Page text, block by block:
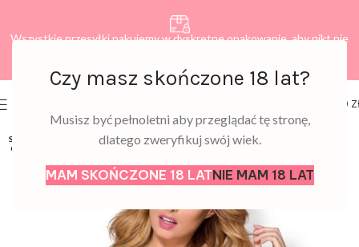
Czy masz skończone 18 lat?
Musisz być pełnoletni aby przeglądać tę stronę,
dlatego zweryfikuj swój wiek.
MAM SKOŃCZONE 18 LATNIE MAM 18 LAT
Wszystkie przesyłki pakujemy w dyskretne opakowanie, aby nikt nie
0,00
SOLD
OUT